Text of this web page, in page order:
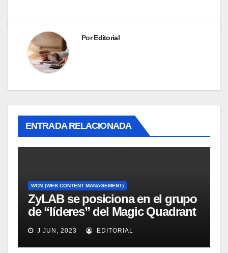
PorEditorial
ENTRADA RELACIONADA
WCM (WEB CONTENT MANAGEMENT)
ZyLAB se posiciona en el grupo
de “líderes” del Magic Quadrant
for Information Access
Technology, 2008
J JUN, 2023 EDITORIAL